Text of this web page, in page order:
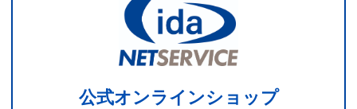
公式オンラインショップ